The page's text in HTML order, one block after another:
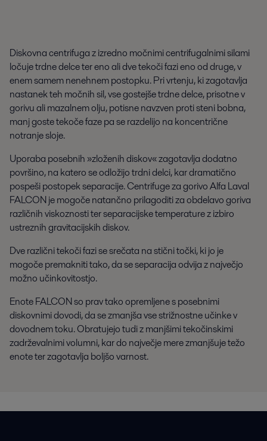
Diskovna centrifuga z izredno močnimi centrifugalnimi silami
ločuje trdne delce ter eno ali dve tekoči fazi eno od druge, v
enem samem nenehnem postopku. Pri vrtenju, ki zagotavlja
nastanek teh močnih sil, vse gostejše trdne delce, prisotne v
gorivu ali mazalnem olju, potisne navzven proti steni bobna,
manj goste tekoče faze pa se razdelijo na koncentrične
notranje sloje.
Uporaba posebnih »zloženih diskov« zagotavlja dodatno
površino, na katero se odložijo trdni delci, kar dramatično
pospeši postopek separacije. Centrifuge za gorivo Alfa Laval
FALCON je mogoče natančno prilagoditi za obdelavo goriva
različnih viskoznosti ter separacijske temperature z izbiro
ustreznih gravitacijskih diskov.
Dve različni tekoči fazi se srečata na stični točki, ki jo je
mogoče premakniti tako, da se separacija odvija z največjo
možno učinkovitostjo.
Enote FALCON so prav tako opremljene s posebnimi
diskovnimi dovodi, da se zmanjša vse strižnostne učinke v
dovodnem toku. Obratujejo tudi z manjšimi tekočinskimi
zadrževalnimi volumni, kar do največje mere zmanjšuje težo
enote ter zagotavlja boljšo varnost.